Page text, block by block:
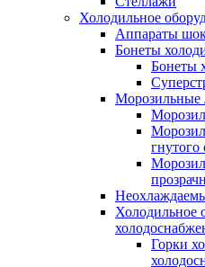
Холодильное
Аппараты
Бонеты
Бонеты
Морозильные
гнутого
Холодильное
Горки